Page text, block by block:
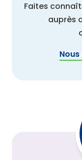
Faites
auprès